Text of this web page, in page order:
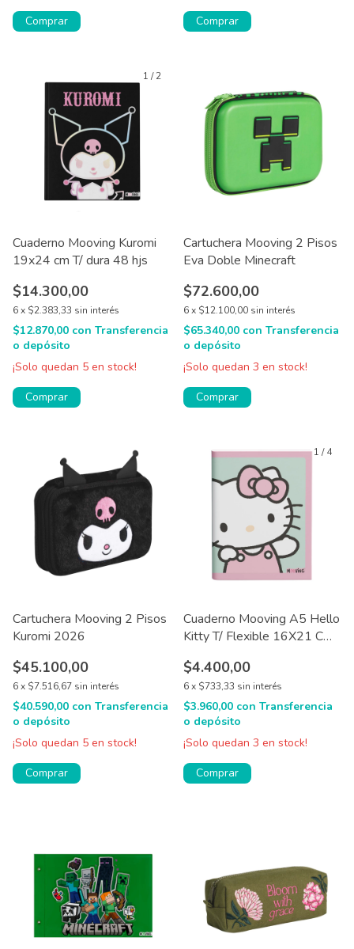
Comprar
Comprar
1 /2
Cuaderno Mooving Kuromi
19x24 cm T/ dura 48 hjs
$14.300,00
6x $2.383,33 sin interés
$12.870,00 con Transferencia
o depósito
¡Solo quedan 5 en stock!
Comprar
Cartuchera Mooving 2 Pisos
Eva Doble Minecraft
$72.600,00
6x $12.100,00 sin interés
$65.340,00 con Transferencia
o depósito
¡Solo quedan 3 en stock!
Cartuchera Mooving 2 Pisos
Kuromi 2026
$45.100,00
6x $7.516,67 sin interés
$40.590,00 con Transferencia
o depósito
¡Solo quedan 5 en stock!
1 /4
Cuaderno Mooving A5 Hello
Kitty T/ Flexible 16X21 Cm
$4.400,00
6x $733,33 sin interés
$3.960,00 con Transferencia
o depósito
¡Solo quedan 3 en stock!
Comprar